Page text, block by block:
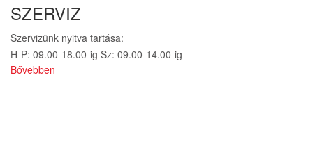
SZERVIZ
Szervizünk nyitva tartása:
H-P: 09.00-18.00-ig Sz: 09.00-14.00-ig
Bővebben